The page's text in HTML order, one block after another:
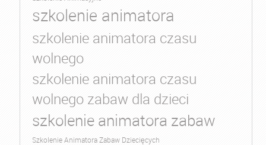
szkolenie animatora
szkolenie animatora czasu
wolnego
szkolenie animatora czasu
wolnego zabaw dla dzieci
szkolenie animatora zabaw
Szkolenie Animatora Zabaw Dziecięcych